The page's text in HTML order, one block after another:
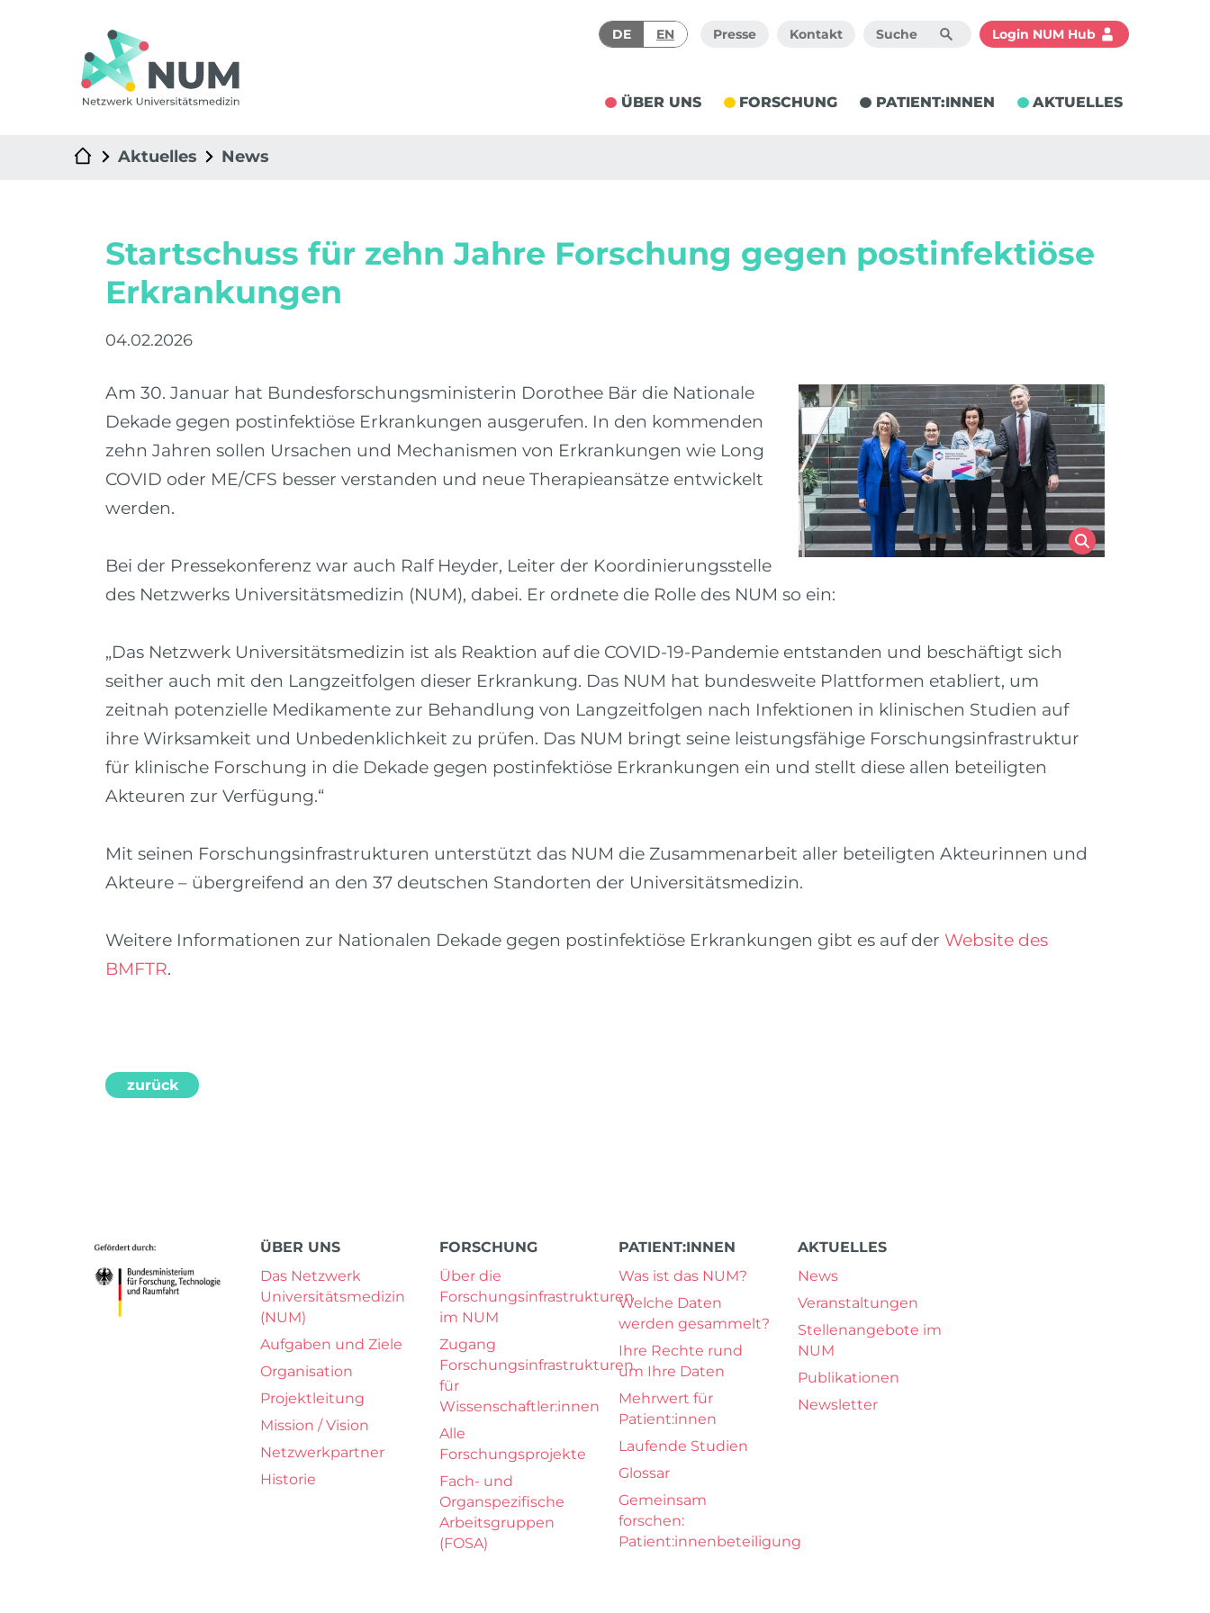
DE EN Presse Kontakt Login NUM Hub
ÜBER UNS FORSCHUNG PATIENT:INNEN AKTUELLES
Aktuelles News
Startschuss für zehn Jahre Forschung gegen postinfektiöse
Erkrankungen
04.02.2026
Am 30. Januar hat Bundesforschungsministerin Dorothee Bär die Nationale
Dekade gegen postinfektiöse Erkrankungen ausgerufen. In den kommenden
zehn Jahren sollen Ursachen und Mechanismen von Erkrankungen wie Long
COVID oder ME/CFS besser verstanden und neue Therapieansätze entwickelt
werden.
Bei der Pressekonferenz war auch Ralf Heyder, Leiter der Koordinierungsstelle
des Netzwerks Universitätsmedizin (NUM), dabei. Er ordnete die Rolle des NUM so ein:
„Das Netzwerk Universitätsmedizin ist als Reaktion auf die COVID-19-Pandemie entstanden und beschäftigt sich
seither auch mit den Langzeitfolgen dieser Erkrankung. Das NUM hat bundesweite Plattformen etabliert, um
zeitnah potenzielle Medikamente zur Behandlung von Langzeitfolgen nach Infektionen in klinischen Studien auf
ihre Wirksamkeit und Unbedenklichkeit zu prüfen. Das NUM bringt seine leistungsfähige Forschungsinfrastruktur
für klinische Forschung in die Dekade gegen postinfektiöse Erkrankungen ein und stellt diese allen beteiligten
Akteuren zur Verfügung.“
Mit seinen Forschungsinfrastrukturen unterstützt das NUM die Zusammenarbeit aller beteiligten Akteurinnen und
Akteure – übergreifend an den 37 deutschen Standorten der Universitätsmedizin.
Weitere Informationen zur Nationalen Dekade gegen postinfektiöse Erkrankungen gibt es auf der Website des
BMFTR.
zurück
ÜBER UNS
Das Netzwerk
Universitätsmedizin
(NUM)
Aufgaben und Ziele
Organisation
Projektleitung
Mission / Vision
Netzwerkpartner
Historie
FORSCHUNG
Über die
Forschungsinfrastrukturen
im NUM
Zugang
Forschungsinfrastrukturen
für
Wissenschaftler:innen
Alle
Forschungsprojekte
Fach- und
Organspezifische
Arbeitsgruppen
(FOSA)
PATIENT:INNEN
Was ist das NUM?
Welche Daten
werden gesammelt?
Ihre Rechte rund
um Ihre Daten
Mehrwert für
Patient:innen
Laufende Studien
Glossar
Gemeinsam
forschen:
Patient:innenbeteiligung
AKTUELLES
News
Veranstaltungen
Stellenangebote im
NUM
Publikationen
Newsletter